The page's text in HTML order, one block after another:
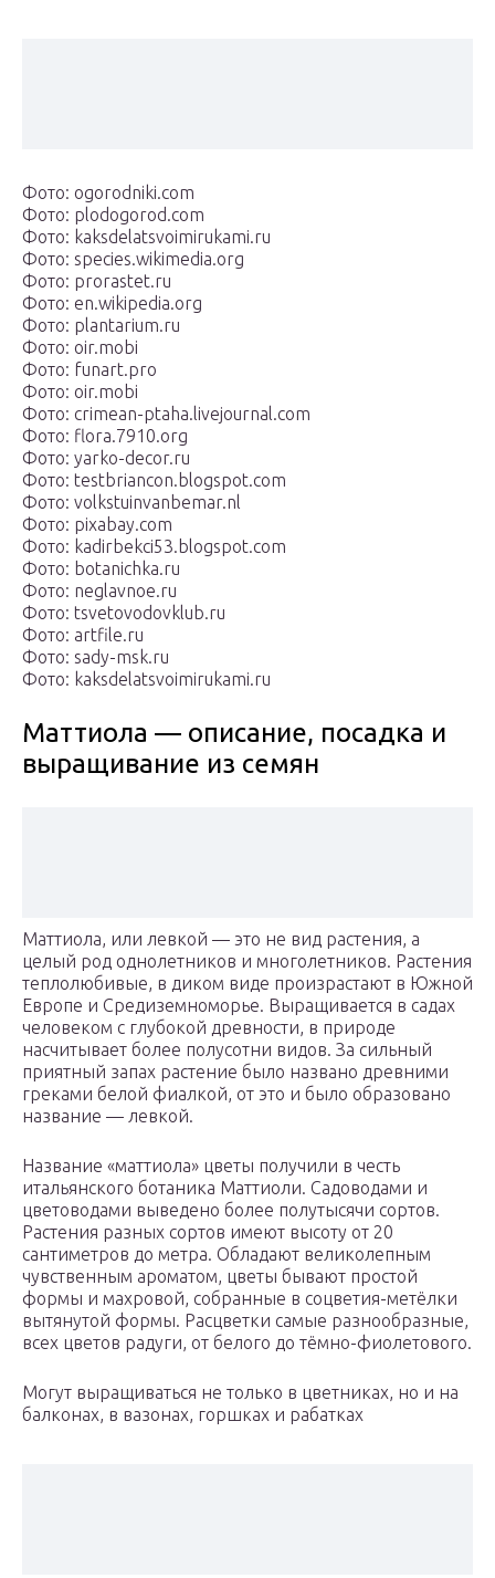
Фото: ogorodniki.com
Фото: plodogorod.com
Фото: kaksdelatsvoimirukami.ru
Фото: species.wikimedia.org
Фото: prorastet.ru
Фото: en.wikipedia.org
Фото: plantarium.ru
Фото: oir.mobi
Фото: funart.pro
Фото: oir.mobi
Фото: crimean-ptaha.livejournal.com
Фото: flora.7910.org
Фото: yarko-decor.ru
Фото: testbriancon.blogspot.com
Фото: volkstuinvanbemar.nl
Фото: pixabay.com
Фото: kadirbekci53.blogspot.com
Фото: botanichka.ru
Фото: neglavnoe.ru
Фото: tsvetovodovklub.ru
Фото: artfile.ru
Фото: sady-msk.ru
Фото: kaksdelatsvoimirukami.ru
Маттиола — описание, посадка и
выращивание из семян
Маттиола, или левкой — это не вид растения, а
целый род однолетников и многолетников. Растения
теплолюбивые, в диком виде произрастают в Южной
Европе и Средиземноморье. Выращивается в садах
человеком с глубокой древности, в природе
насчитывает более полусотни видов. За сильный
приятный запах растение было названо древними
греками белой фиалкой, от это и было образовано
название — левкой.
Название «маттиола» цветы получили в честь
итальянского ботаника Маттиоли. Садоводами и
цветоводами выведено более полутысячи сортов.
Растения разных сортов имеют высоту от 20
сантиметров до метра. Обладают великолепным
чувственным ароматом, цветы бывают простой
формы и махровой, собранные в соцветия-метёлки
вытянутой формы. Расцветки самые разнообразные,
всех цветов радуги, от белого до тёмно-фиолетового.
Могут выращиваться не только в цветниках, но и на
балконах, в вазонах, горшках и рабатках